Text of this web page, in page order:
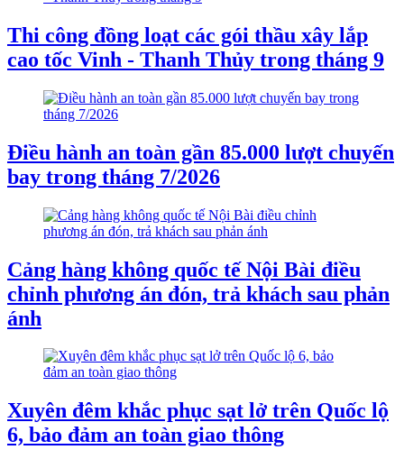
Thi công đồng loạt các gói thầu xây lắp
cao tốc Vinh - Thanh Thủy trong tháng 9
Điều hành an toàn gần 85.000 lượt chuyến
bay trong tháng 7/2026
Cảng hàng không quốc tế Nội Bài điều
chỉnh phương án đón, trả khách sau phản
ánh
Xuyên đêm khắc phục sạt lở trên Quốc lộ
6, bảo đảm an toàn giao thông